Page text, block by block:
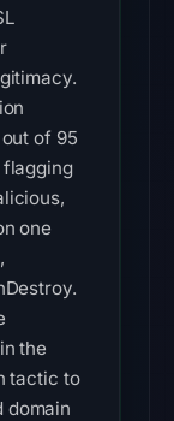
of 95
one
the
tactic to
domain